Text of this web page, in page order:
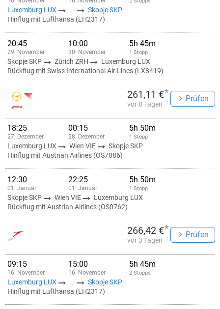
Luxemburg LUX ...
Skopje SKP
Hinflug mit Lufthansa (LH2317)
20:45
29. November
10:00
30. November
5h 45m
1 Stopp
Skopje SKP Zürich ZRH
Luxemburg LUX
Rückflug mit Swiss International Air Lines (LX8419)
261,11 €*
vor 8 Tagen
Prüfen
18:25
27. Dezember
00:15
28. Dezember
5h 50m
1 Stopp
Luxemburg LUX Wien VIE
Skopje SKP
Hinflug mit Austrian Airlines (OS7086)
12:30
01. Januar
22:25
01. Januar
5h 50m
1 Stopp
Skopje SKP Wien VIE
Luxemburg LUX
Rückflug mit Austrian Airlines (OS0762)
266,42 €*
vor 3 Tagen
Prüfen
09:15
16. November
15:00
16. November
5h 45m
2 Stopps
Luxemburg LUX ...
Skopje SKP
Hinflug mit Lufthansa (LH2317)